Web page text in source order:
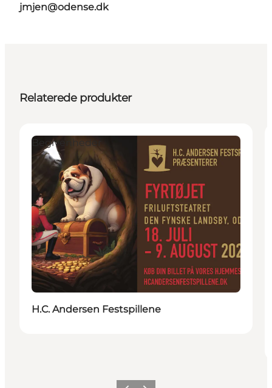
jmjen@odense.dk
Relaterede produkter
Begivenheder
H.C. Andersen Festspillene